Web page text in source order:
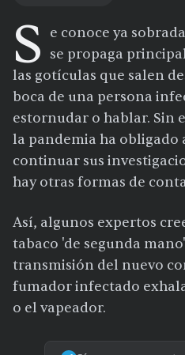
S
e conoce ya
se propaga
las gotículas que salen
boca de una persona
estornudar o hablar. Sin
la pandemia ha obligado
continuar sus
hay otras formas de
Así, algunos expertos
tabaco 'de segunda
transmisión del nuevo
fumador infectado
o el vapeador.